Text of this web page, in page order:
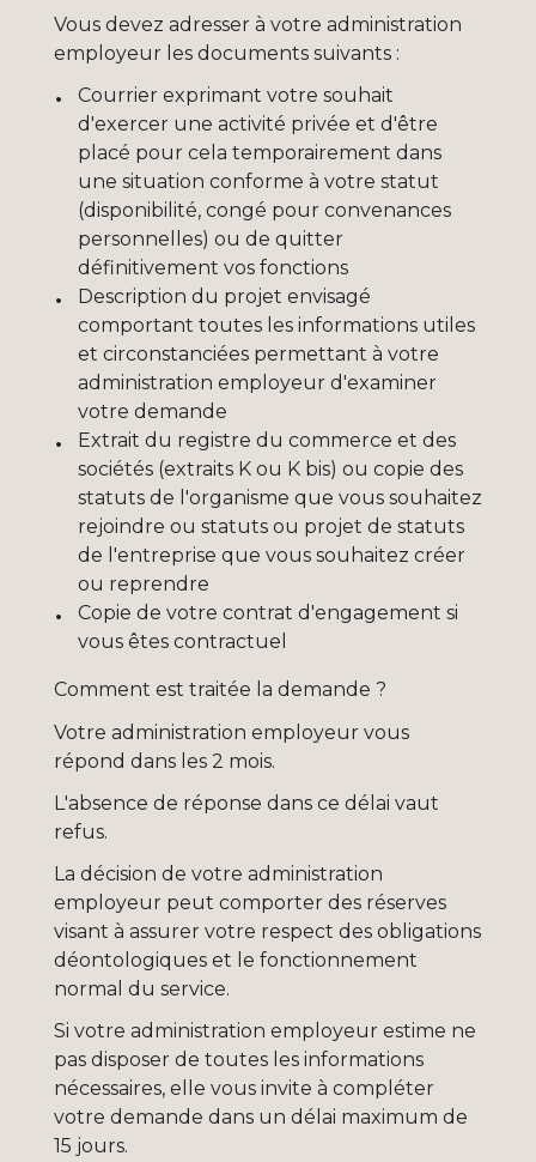
Vous devez adresser à votre administration
employeur les documents suivants :
Courrier exprimant votre souhait
d'exercer une activité privée et d'être
placé pour cela temporairement dans
une situation conforme à votre statut
(disponibilité, congé pour convenances
personnelles) ou de quitter
définitivement vos fonctions
Description du projet envisagé
comportant toutes les informations utiles
et circonstanciées permettant à votre
administration employeur d'examiner
votre demande
Extrait du registre du commerce et des
sociétés (extraits K ou K bis) ou copie des
statuts de l'organisme que vous souhaitez
rejoindre ou statuts ou projet de statuts
de l'entreprise que vous souhaitez créer
ou reprendre
Copie de votre contrat d'engagement si
vous êtes contractuel
Comment est traitée la demande ?
Votre administration employeur vous
répond dans les 2 mois.
L'absence de réponse dans ce délai vaut
refus.
La décision de votre administration
employeur peut comporter des réserves
visant à assurer votre respect des obligations
déontologiques et le fonctionnement
normal du service.
Si votre administration employeur estime ne
pas disposer de toutes les informations
nécessaires, elle vous invite à compléter
votre demande dans un délai maximum de
15 jours.